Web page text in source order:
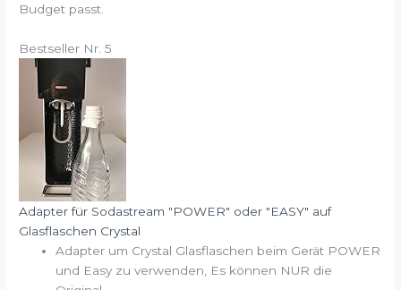
Budget passt.
Bestseller Nr. 5
Adapter für Sodastream "POWER" oder "EASY" auf
Glasflaschen Crystal
Adapter um Crystal Glasflaschen beim Gerät POWER
und Easy zu verwenden, Es können NUR die